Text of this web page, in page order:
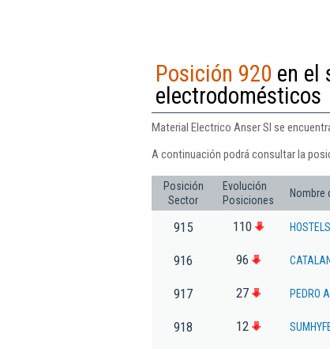
Posición 920 en el
electrodomésticos
Material Electrico Anser Sl se
A continuación podrá consultar la
Posición
Sector
Evolución
Posiciones
Nombre
915 110
916 96
917 27 PEDRO
918 12